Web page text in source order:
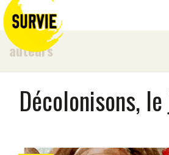
auteurs
Décolonisons,